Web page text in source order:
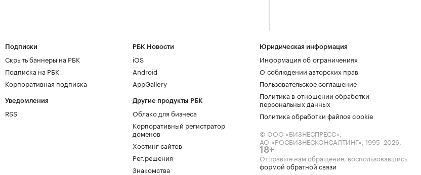
Подписки
Скрыть баннеры на РБК
Подписка на РБК
Корпоративная подписка
Уведомления
RSS
РБК Новости
iOS
Android
AppGallery
Другие продукты РБК
Облако для бизнеса
Корпоративный регистратор
доменов
Хостинг сайтов
Рег.решения
Знакомства
Юридическая информация
Информация об ограничениях
О соблюдении авторских прав
Пользовательское соглашение
Политика в отношении обработки
персональных данных
Политика обработки файлов cookie
© ООО «БИЗНЕСПРЕСС»,
АО «РОСБИЗНЕСКОНСАЛТИНГ», 1995–2026.
18+
Отправьте нам обращение, воспользовавшись
формой обратной связи